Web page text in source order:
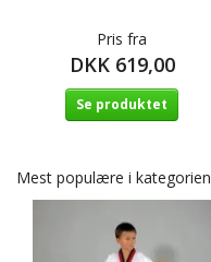
Pris fra
DKK 619,00
Se produktet
Mest populære i kategorien